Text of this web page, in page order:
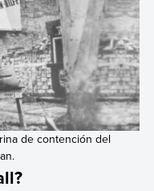
de contención del